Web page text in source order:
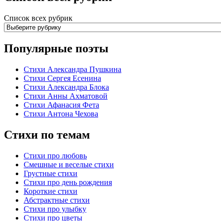
Список всех рубрик
Популярные поэты
Стихи Александра Пушкина
Стихи Сергея Есенина
Стихи Александра Блока
Стихи Анны Ахматовой
Стихи Афанасия Фета
Стихи Антона Чехова
Стихи по темам
Стихи про любовь
Смешные и веселые стихи
Грустные стихи
Стихи про день рождения
Короткие стихи
Абстрактные стихи
Стихи про улыбку
Стихи про цветы